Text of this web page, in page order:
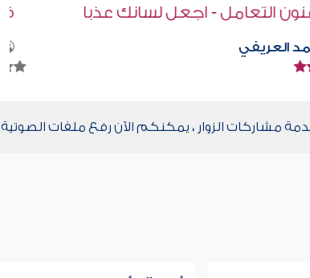
التعامل - قضاء الحاجات
العريفي
مشاركات الزوار ، يمكنكم الآن رفع ملفات الصوتية